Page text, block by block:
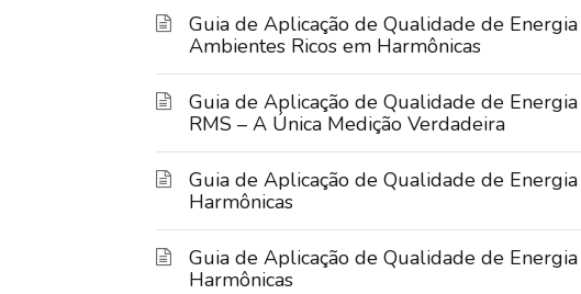
Guia de Aplicação de Qualidade de
Ambientes Ricos em Harmônicas
Guia de Aplicação de Qualidade de
RMS – A Única Medição Verdadeira
Guia de Aplicação de Qualidade de
Harmônicas
Guia de Aplicação de Qualidade de
Harmônicas